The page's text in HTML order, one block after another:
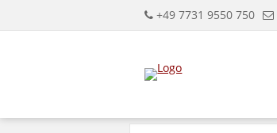
+49 7731 9550 750